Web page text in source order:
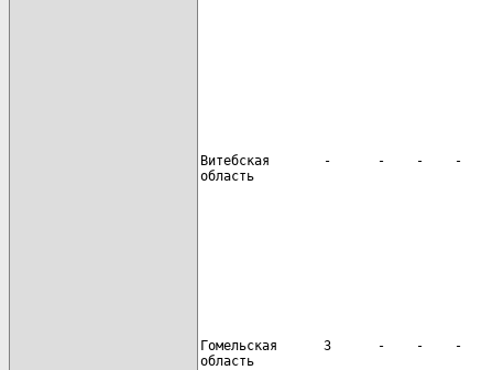
Витебская       -      -    -    -
область
Гомельская      3      -    -    -
область